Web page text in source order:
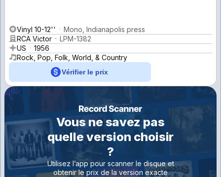
Vinyl 10-12''
Mono, Indianapolis press
RCA Victor
LPM-1382
US
1956
Rock, Pop, Folk, World, & Country
Vérifier le prix
Vous ne savez pas
quelle version choisir
?
Utilisez l’app pour scanner le disque et
obtenir le prix de la version exacte